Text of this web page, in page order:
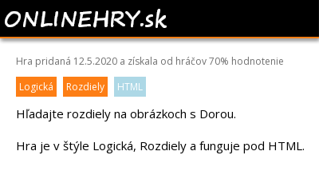
DORA - ROZDIELY
Hra pridaná 12.5.2020 a získala od hráčov70% hodnotenie
Logická
Rozdiely HTML
Hľadajte rozdiely na obrázkoch s Dorou.
Hra je v štýle Logická, Rozdiely a funguje pod HTML.